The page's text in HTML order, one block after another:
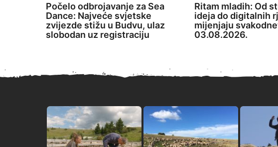
Počelo odbrojavanje za Sea
Dance: Najveće svjetske
zvijezde stižu u Budvu, ulaz
slobodan uz registraciju
Ritam mladih: Od
ideja do digitalnih
mijenjaju
03.08.2026.